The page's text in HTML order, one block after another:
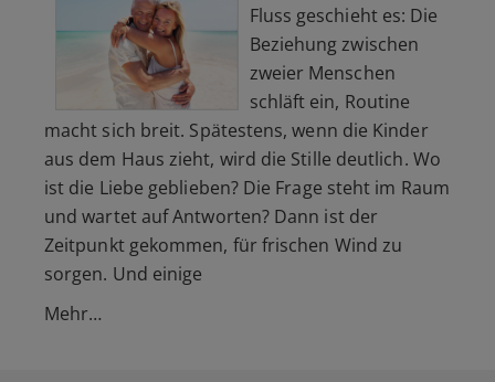
Fluss geschieht es: Die
Beziehung zwischen
zweier Menschen
schläft ein, Routine
macht sich breit. Spätestens, wenn die Kinder
aus dem Haus zieht, wird die Stille deutlich. Wo
ist die Liebe geblieben? Die Frage steht im Raum
und wartet auf Antworten? Dann ist der
Zeitpunkt gekommen, für frischen Wind zu
sorgen. Und einige
Mehr…